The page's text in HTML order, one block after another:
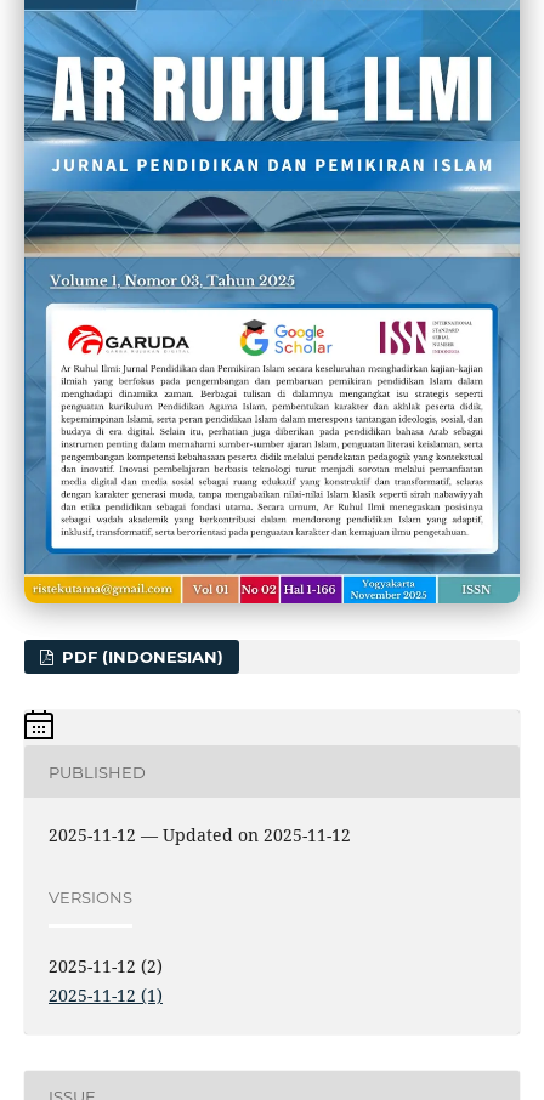
PDF (INDONESIAN)
PUBLISHED
2025-11-12 — Updated on 2025-11-12
VERSIONS
2025-11-12 (2)
2025-11-12 (1)